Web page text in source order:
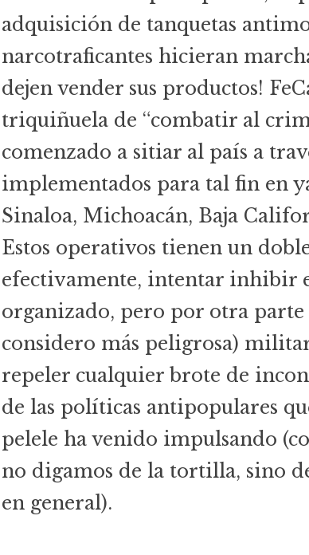
adquisición de tanquetas
narcotraficantes hicieran
dejen vender sus productos!
triquiñuela de “combatir al
comenzado a sitiar al país a
implementados para tal fin en
Sinaloa, Michoacán, Baja
Estos operativos tienen un
efectivamente, intentar inhibir
organizado, pero por otra parte
considero más peligrosa)
repeler cualquier brote de
de las políticas antipopulares
pelele ha venido impulsando
no digamos de la tortilla, sino
en general).